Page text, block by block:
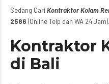
Sedang Cari Kontraktor Kolam
2586 (Online Telp dan WA 24
Kontraktor
di Bali